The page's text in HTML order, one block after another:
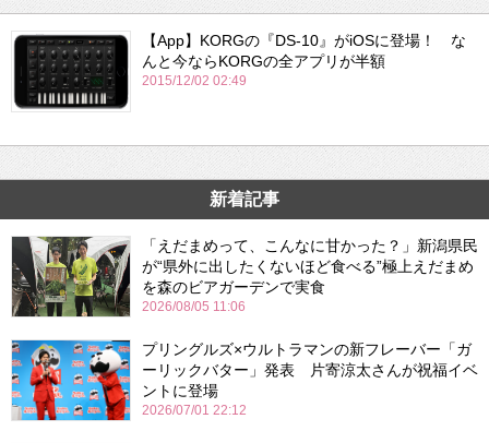
【App】KORGの『DS-10』がiOSに登場！ な
んと今ならKORGの全アプリが半額
2015/12/02 02:49
新着記事
「えだまめって、こんなに甘かった？」新潟県民
が“県外に出したくないほど食べる”極上えだまめ
を森のビアガーデンで実食
2026/08/05 11:06
プリングルズ×ウルトラマンの新フレーバー「ガ
ーリックバター」発表 片寄涼太さんが祝福イベ
ントに登場
2026/07/01 22:12